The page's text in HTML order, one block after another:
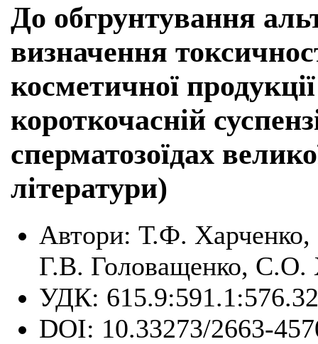
До обгрунтування
визначення
косметичної
короткочасній
сперматозоїдах
літератури)
Автори: Т.Ф.
Г.В. Головащенко, С.О.
УДК:
DOI: 10.33273/2663-